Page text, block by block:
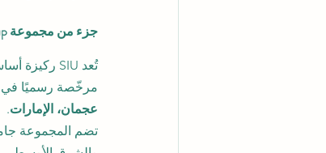
جزء من مجموعة VBNN Smart Education Group
تُعد SIU ركيزة أساسية ضمن
مرخّصة رسميًا في
عجمان، الإمارات.
تضم المجموعة